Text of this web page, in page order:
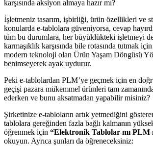
karşısında aksiyon almaya hazır mı?
İşletmeniz tasarım, işbirliği, ürün özellikleri ve
konularda e-tablolara güveniyorsa, cevap
tüm bu durumlara, her büyüklükteki işletmeyi
karmaşıklık karşısında bile rotasında tutmak
modern teknoloji olan Ürün Yaşam Döngüsü
benimseyerek ayak uydurur.
Peki e-tablolardan PLM’ye geçmek için en
geçişi pazara mükemmel ürünleri tam
ederken ve bunu aksatmadan yapabilir misiniz?
Şirketinize e-tabloların artık yetmediğini
tablolara gereğinden fazla bağlı kalmanın
öğrenmek için “Elektronik Tablolar mı PLM
okuyun. Ayrıca şunları da öğreneceksiniz: